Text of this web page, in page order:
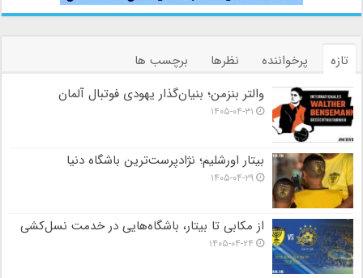
تازه پرخواننده نظرها
برچسب ها
والتر بنزمن؛ بنیان‌گذار یهودی فوتبال آلمان
۱۴۰۵-۰۴-۳۱
بیتار اورشلیم؛ نژادپرست‌ترین باشگاه دنیا
۱۴۰۵-۰۴-۲۹
از مکابی تا بیتار، باشگاه‌هایی در خدمت نسل‌کشی
۱۴۰۵-۰۴-۲۴